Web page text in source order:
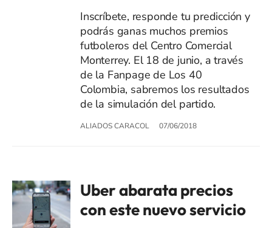
Inscríbete, responde tu predicción y
podrás ganas muchos premios
futboleros del Centro Comercial
Monterrey. El 18 de junio, a través
de la Fanpage de Los 40
Colombia, sabremos los resultados
de la simulación del partido.
ALIADOS CARACOL 07/06/2018
Uber abarata precios
con este nuevo servicio